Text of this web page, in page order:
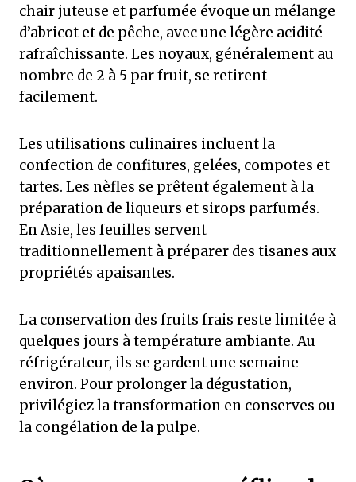
chair juteuse et parfumée évoque un mélange
d’abricot et de pêche, avec une légère acidité
rafraîchissante. Les noyaux, généralement au
nombre de 2 à 5 par fruit, se retirent
facilement.
Les utilisations culinaires incluent la
confection de confitures, gelées, compotes et
tartes. Les nèfles se prêtent également à la
préparation de liqueurs et sirops parfumés.
En Asie, les feuilles servent
traditionnellement à préparer des tisanes aux
propriétés apaisantes.
La conservation des fruits frais reste limitée à
quelques jours à température ambiante. Au
réfrigérateur, ils se gardent une semaine
environ. Pour prolonger la dégustation,
privilégiez la transformation en conserves ou
la congélation de la pulpe.